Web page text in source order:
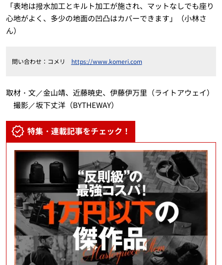
「表地は撥水加工とキルト加工が施され、マットなしでも座り
心地がよく、多少の地面の凹凸はカバーできます」（小林さ
ん）
問い合わせ：コメリ https://www.komeri.com
取材・文／金山靖、近藤暁史、伊藤伊万里（ライトアウェイ）
撮影／坂下丈洋（BYTHEWAY）
特集・連載記事をチェック！